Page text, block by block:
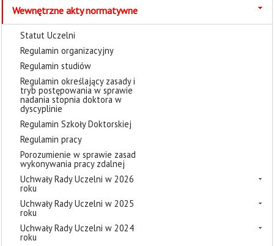
Wewnętrzne akty normatywne
Statut Uczelni
Regulamin organizacyjny
Regulamin studiów
Regulamin określający zasady i
tryb postępowania w sprawie
nadania stopnia doktora w
dyscyplinie
Regulamin Szkoły Doktorskiej
Regulamin pracy
Porozumienie w sprawie zasad
wykonywania pracy zdalnej
Uchwały Rady Uczelni w 2026
roku
Uchwały Rady Uczelni w 2025
roku
Uchwały Rady Uczelni w 2024
roku